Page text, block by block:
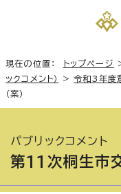
現在の位置： トップページ
ックコメント）
>令和3年度
（案）
パブリックコメント
第11次桐生市